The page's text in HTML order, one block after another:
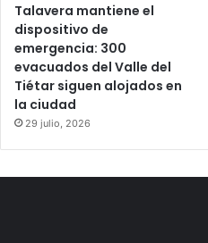
Talavera mantiene el
dispositivo de
emergencia: 300
evacuados del Valle del
Tiétar siguen alojados en
la ciudad
29 julio, 2026